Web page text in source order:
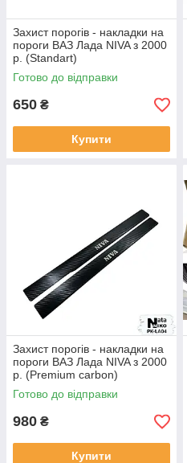
Захист порогів - накладки на
пороги ВАЗ Лада NIVA з 2000
р. (Standart)
Готово до відправки
650 ₴
Купити
Захист порогів - накладки на
пороги ВАЗ Лада NIVA з 2000
р. (Premium carbon)
Готово до відправки
980 ₴
Купити